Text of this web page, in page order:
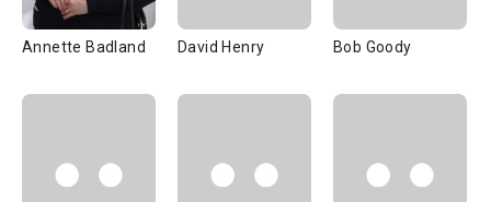
Annette Badland David Henry Bob Goody